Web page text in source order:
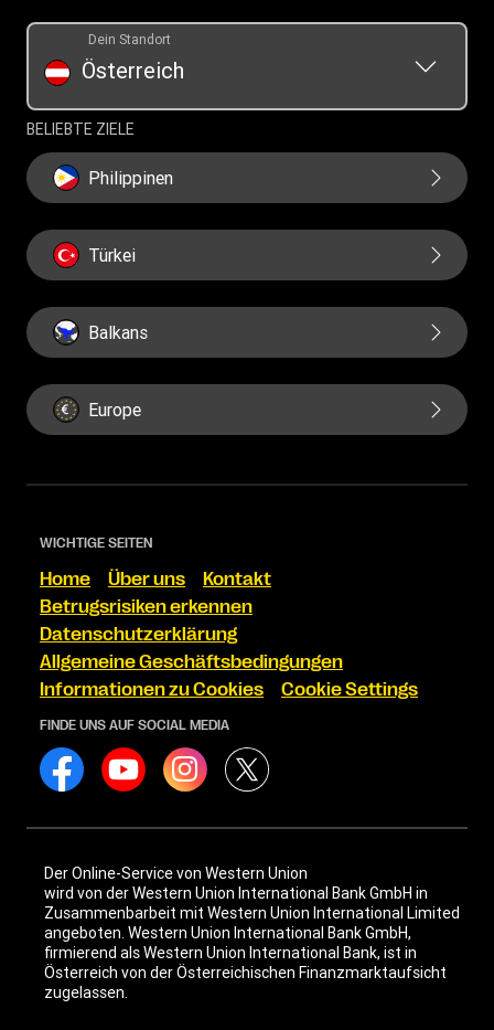
Auflistung der Transaktionshistorie
Österreich
Dein Standort
BELIEBTE ZIELE
Philippinen
Türkei
Balkans
Europe
WICHTIGE SEITEN
Home Über uns
Kontakt
Betrugsrisiken erkennen
Datenschutzerklärung
Allgemeine Geschäftsbedingungen
Informationen zu Cookies
Cookie Settings
FINDE UNS AUF SOCIAL MEDIA
Der Online-Service von Western Union
wird von der Western Union International Bank GmbH in
Zusammenbarbeit mit Western Union International Limited
angeboten. Western Union International Bank GmbH,
firmierend als Western Union International Bank, ist in
Österreich von der Österreichischen Finanzmarktaufsicht
zugelassen.